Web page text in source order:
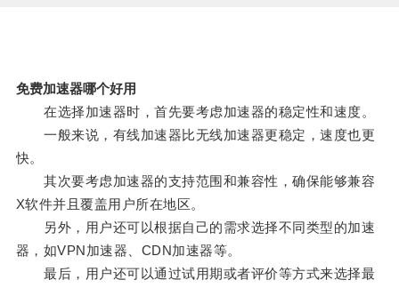
免费加速器哪个好用
在选择加速器时，首先要考虑加速器的稳定性和速度。
一般来说，有线加速器比无线加速器更稳定，速度也更
快。
其次要考虑加速器的支持范围和兼容性，确保能够兼容
X软件并且覆盖用户所在地区。
另外，用户还可以根据自己的需求选择不同类型的加速
器，如VPN加速器、CDN加速器等。
最后，用户还可以通过试用期或者评价等方式来选择最